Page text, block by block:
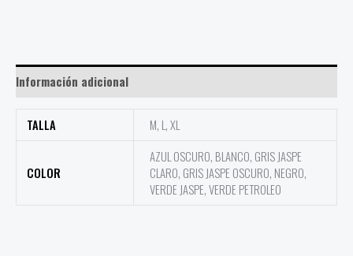
Información adicional
TALLA M, L, XL
COLOR
AZUL OSCURO, BLANCO, GRIS JASPE
CLARO, GRIS JASPE OSCURO, NEGRO,
VERDE JASPE, VERDE PETROLEO